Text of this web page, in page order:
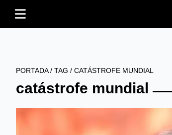
PORTADA/ TAG / CATÁSTROFE MUNDIAL
catástrofe mundial